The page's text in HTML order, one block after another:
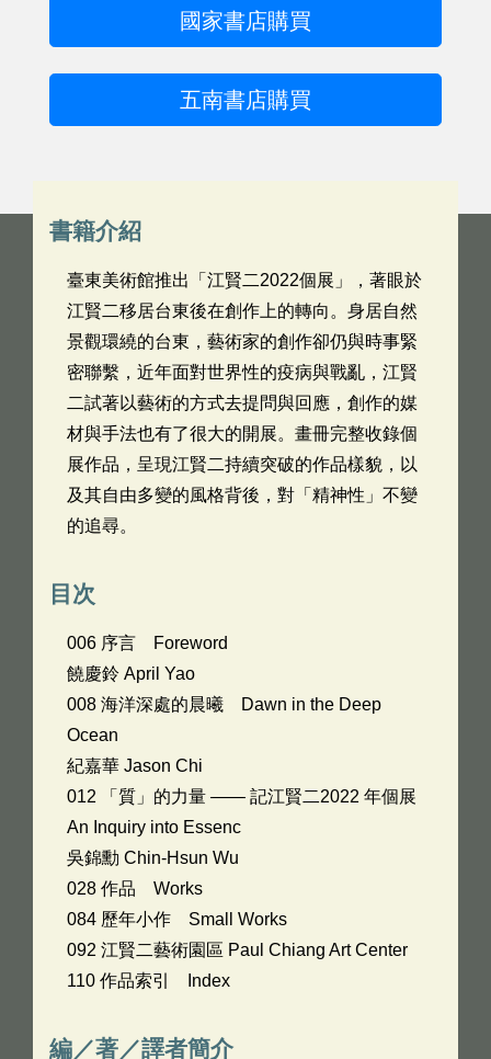
國家書店購買
五南書店購買
書籍介紹
臺東美術館推出「江賢二2022個展」，著眼於
江賢二移居台東後在創作上的轉向。身居自然
景觀環繞的台東，藝術家的創作卻仍與時事緊
密聯繫，近年面對世界性的疫病與戰亂，江賢
二試著以藝術的方式去提問與回應，創作的媒
材與手法也有了很大的開展。畫冊完整收錄個
展作品，呈現江賢二持續突破的作品樣貌，以
及其自由多變的風格背後，對「精神性」不變
的追尋。
目次
006 序言 Foreword
饒慶鈴 April Yao
008 海洋深處的晨曦 Dawn in the Deep
Ocean
紀嘉華 Jason Chi
012 「質」的力量 —— 記江賢二2022 年個展
An Inquiry into Essenc
吳錦勳 Chin-Hsun Wu
028 作品 Works
084 歷年小作 Small Works
092 江賢二藝術園區 Paul Chiang Art Center
110 作品索引 Index
編／著／譯者簡介